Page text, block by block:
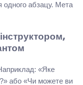
одного абзацу. Мета
«Яке
або «Чи можете ви